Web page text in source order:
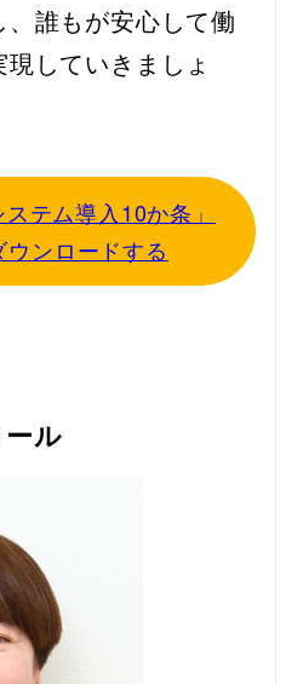
誰もが安心して働
していきましょ
テム導入10か条」
ンロードする
ル